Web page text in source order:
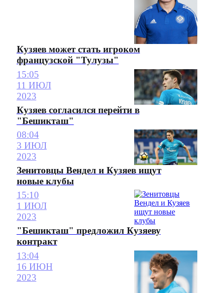
Кузяев может стать игроком
французской "Тулузы"
15:05
11 ИЮЛ
2023
Кузяев согласился перейти в
"Бешикташ"
08:04
3 ИЮЛ
2023
Зенитовцы Вендел и Кузяев ищут
новые клубы
15:10
1 ИЮЛ
2023
"Бешикташ" предложил Кузяеву
контракт
13:04
16 ИЮН
2023